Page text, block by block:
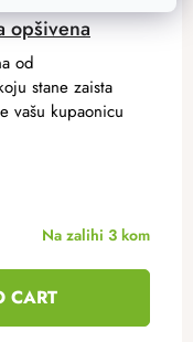
opšivena
Na zalihi 3 kom
CART
od
stane zaista
vašu kupaonicu